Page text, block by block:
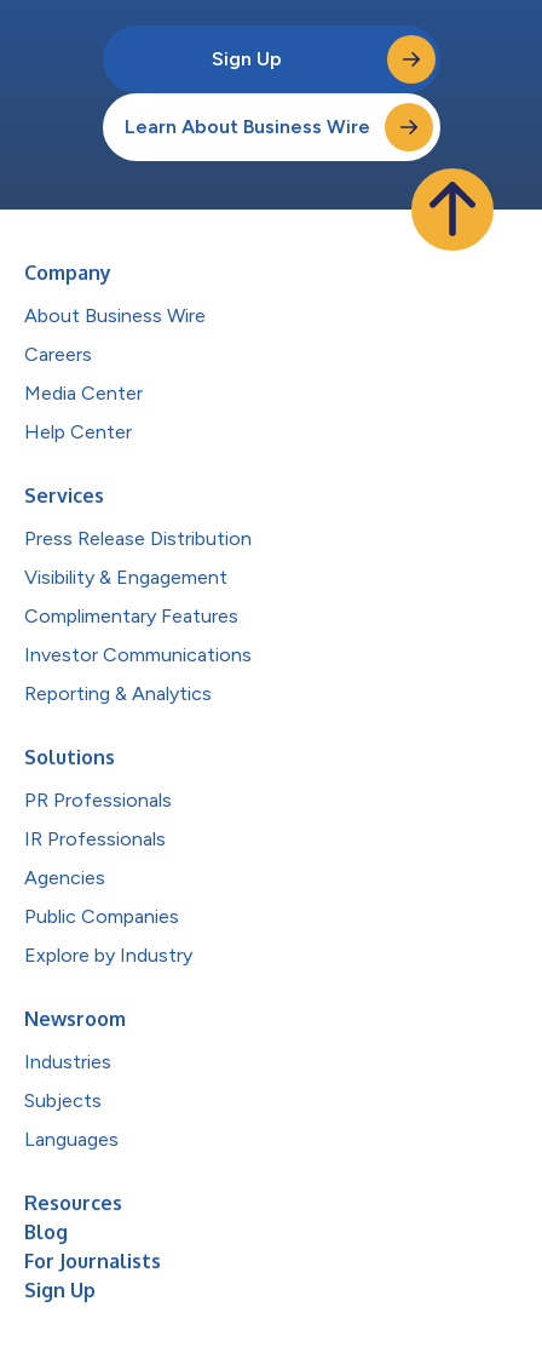
Sign Up
Learn About Business Wire
Company
About Business Wire
Careers
Media Center
Help Center
Services
Press Release Distribution
Visibility & Engagement
Complimentary Features
Investor Communications
Reporting & Analytics
Solutions
PR Professionals
IR Professionals
Agencies
Public Companies
Explore by Industry
Newsroom
Industries
Subjects
Languages
Resources
Blog
For Journalists
Sign Up